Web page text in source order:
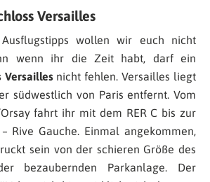
Versailles
wollen wir euch nicht
wenn ihr die Zeit habt, darf ein
Versailles nicht fehlen. Versailles liegt
südwestlich von Paris entfernt. Vom
fahrt ihr mit dem RER C bis zur
Rive Gauche. Einmal angekommen,
sein von der schieren Größe des
bezaubernden Parkanlage. Der